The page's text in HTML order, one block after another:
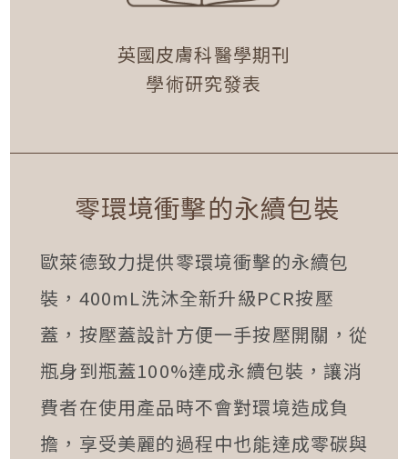
英國皮膚科醫學期刊
學術研究發表
零環境衝擊的永續包裝
歐萊德致力提供零環境衝擊的永續包
裝，400mL洗沐全新升級PCR按壓
蓋，按壓蓋設計方便一手按壓開關，從
瓶身到瓶蓋100%達成永續包裝，讓消
費者在使用產品時不會對環境造成負
擔，享受美麗的過程中也能達成零碳與